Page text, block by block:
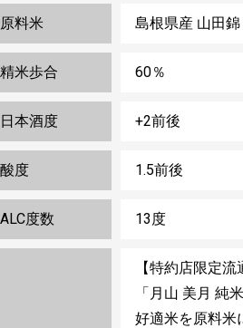
原料米 島根県産 山田錦
精米歩合 60％
日本酒度 +2前後
酸度 1.5前後
ALC度数 13度
【特約店限定流
「月山 美月 純
好適米を原料米